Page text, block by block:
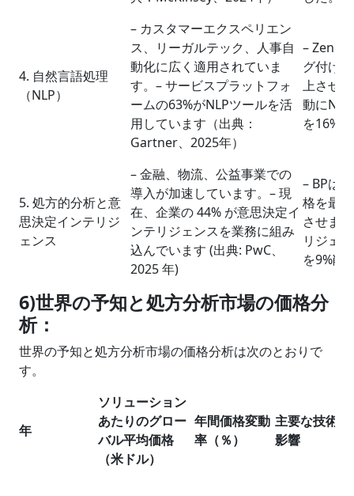
4. 自然言語処理
（NLP）
– カスタマーエクスペリエン
ス、リーガルテック、人事自
動化に広く適用されていま
す。– サービスプラットフォ
ームの63%がNLPツールを活
用しています（出典：
Gartner、2025年）
–
グ付け
上させ
動に
を16%
5. 処方的分析と意
思決定インテリジ
ェンス
– 金融、物流、公益事業での
導入が加速しています。– 現
在、企業の 44% が意思決定イ
ンテリジェンスを業務に組み
込んでいます (出典: PwC、
2025 年)
– BPは
格を最
させま
リジェ
を9%削
6)世界の予知と処方分析市場の価格分
析：
世界の予知と処方分析市場の価格分析は次のとおりで
す。
年
ソリューション
あたりのグロー
バル平均価格
（米ドル）
年間価格変動
率（％）
主要な技術的
影響